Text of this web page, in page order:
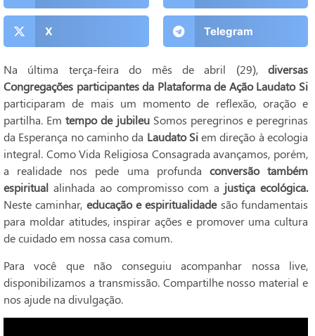
X Telegram
Na última terça-feira do mês de abril (29), diversas
Congregações participantes da Plataforma de Ação Laudato Si
participaram de mais um momento de reflexão, oração e
partilha. Emtempo de jubileuSomos peregrinos e peregrinas
da Esperança no caminho da Laudato Siem direção à ecologia
integral. Como Vida Religiosa Consagrada avançamos, porém,
a realidade nos pede uma profunda conversão também
espiritual alinhada ao compromisso com a justiça ecológica.
Neste caminhar, educação e espiritualidadesão fundamentais
para moldar atitudes, inspirar ações e promover uma cultura
de cuidado em nossa casa comum.
Para você que não conseguiu acompanhar nossa live,
disponibilizamos a transmissão. Compartilhe nosso material e
nos ajude na divulgação.